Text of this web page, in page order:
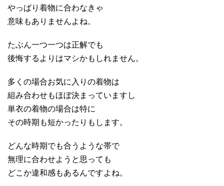
やっぱり着物に合わなきゃ
意味もありませんよね。
たぶん一つ一つは正解でも
後悔するよりはマシかもしれません。
多くの場合お気に入りの着物は
組み合わせもほぼ決まっていますし
単衣の着物の場合は特に
その時期も短かったりもします。
どんな時期でも合うような帯で
無理に合わせようと思っても
どこか違和感もあるんですよね。